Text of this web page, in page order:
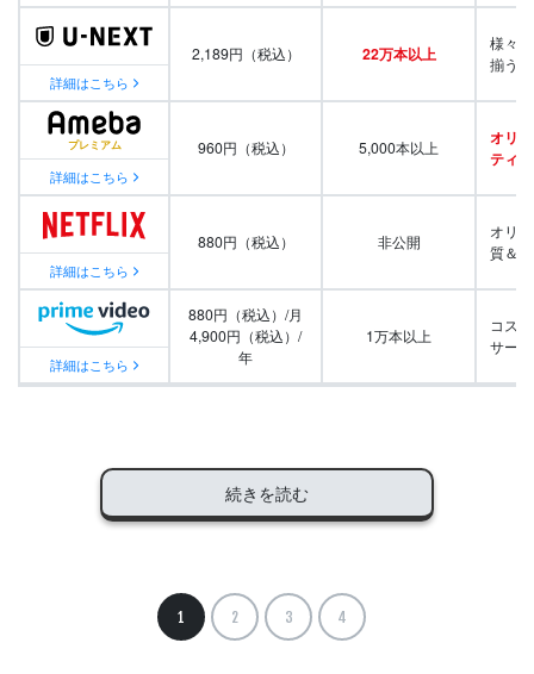
詳細はこちら
2,189円（税込） 22万本以上
様々
揃う
詳細はこちら
960円（税込） 5,000本以上
オリ
ティ
詳細はこちら
880円（税込） 非公開
オリ
質＆
詳細はこちら
880円（税込）/月
4,900円（税込）/
年
1万本以上
コス
サー
続きを読む
1 2 3 4